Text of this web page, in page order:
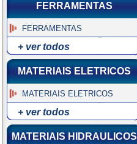
FERRAMENTAS
FERRAMENTAS
+ ver todos
MATERIAIS ELETRICOS
MATERIAIS ELETRICOS
+ ver todos
MATERIAIS HIDRAULICOS